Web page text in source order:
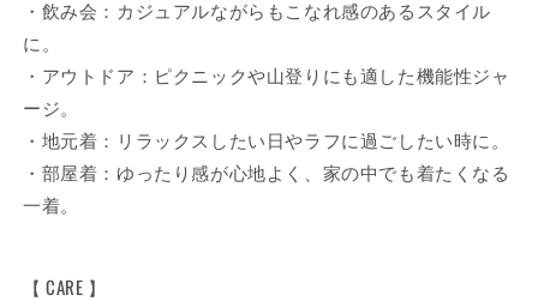
・飲み会：カジュアルながらもこなれ感のあるスタイル
に。
・アウトドア：ピクニックや山登りにも適した機能性ジャ
ージ。
・地元着：リラックスしたい日やラフに過ごしたい時に。
・部屋着：ゆったり感が心地よく、家の中でも着たくなる
一着。
【 CARE 】